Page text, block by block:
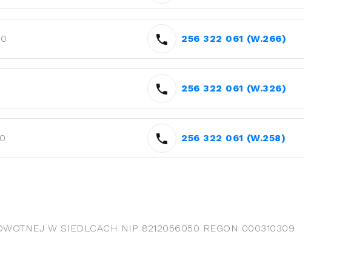
256 322 061 (W.266)
256 322 061 (W.326)
256 322 061 (W.258)
W SIEDLCACH NIP 8212056050 REGON 000310309